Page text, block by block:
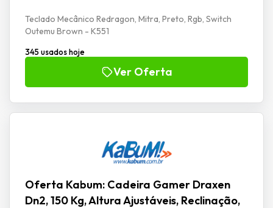
Teclado Mecânico Redragon, Mitra, Preto, Rgb, Switch
Outemu Brown - K551
345 usados hoje
Ver Oferta
Oferta Kabum: Cadeira Gamer Draxen
Dn2, 150 Kg, Altura Ajustáveis, Reclinação,